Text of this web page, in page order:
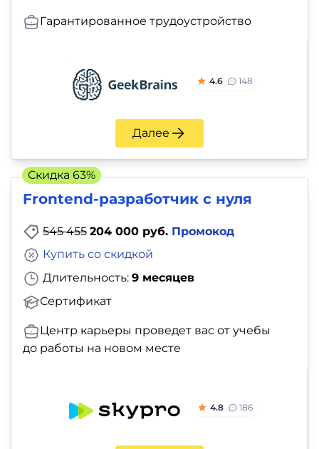
Гарантированное трудоустройство
4.6 148
Далее
Frontend-разработчик с нуля
545 455 204 000 руб. Промокод
Длительность: 9 месяцев
Сертификат
Купить со скидкой
Центр карьеры проведет вас от учебы
до работы на новом месте
4.8 186
Скидка 63%